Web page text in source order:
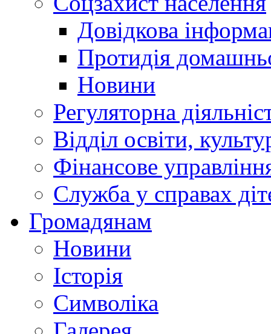
Довідкова
Протидія
Новини
Регуляторна
Відділ освіти,
Фінансове
Служба у справах
Громадянам
Новини
Історія
Символіка